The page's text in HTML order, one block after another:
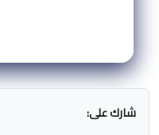
شارك على: